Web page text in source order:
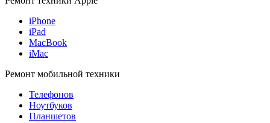
iPhone
iPad
MacBook
iMac
Ремонт мобильной техники
Телефонов
Ноутбуков
Планшетов